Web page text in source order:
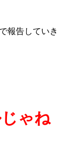
報告していき
ゃね